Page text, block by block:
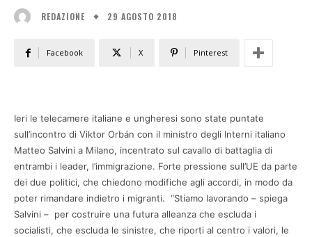
REDAZIONE 29 AGOSTO 2018
Facebook X Pinterest
Ieri le telecamere italiane e ungheresi sono state puntate
sull’incontro di Viktor Orbán con il ministro degli Interni italiano
Matteo Salvini a Milano, incentrato sul cavallo di battaglia di
entrambi i leader, l’immigrazione. Forte pressione sull’UE da parte
dei due politici, che chiedono modifiche agli accordi, in modo da
poter rimandare indietro i migranti. “Stiamo lavorando – spiega
Salvini – per costruire una futura alleanza che escluda i
socialisti, che escluda le sinistre, che riporti al centro i valori, le